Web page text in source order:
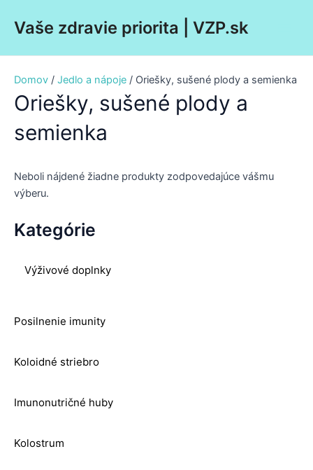
Vaše zdravie priorita | VZP.sk
Kategórie
Výživové doplnky
Posilnenie imunity
Koloidné striebro
Imunonutričné huby
Kolostrum
Domov / Jedlo a nápoje / Oriešky, sušené plody a semienka
Oriešky, sušené plody a
semienka
Neboli nájdené žiadne produkty zodpovedajúce vášmu
výberu.